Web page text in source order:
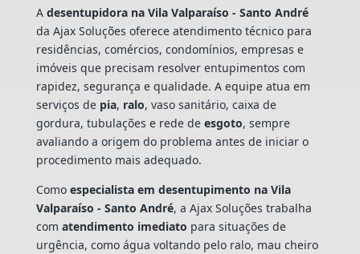
A desentupidora na Vila Valparaíso - Santo André
da Ajax Soluções oferece atendimento técnico para
residências, comércios, condomínios, empresas e
imóveis que precisam resolver entupimentos com
rapidez, segurança e qualidade. A equipe atua em
serviços de pia, ralo, vaso sanitário, caixa de
gordura, tubulações e rede de esgoto, sempre
avaliando a origem do problema antes de iniciar o
procedimento mais adequado.
Como especialista em desentupimento na Vila
Valparaíso - Santo André, a Ajax Soluções trabalha
com atendimento imediato para situações de
urgência, como água voltando pelo ralo, mau cheiro